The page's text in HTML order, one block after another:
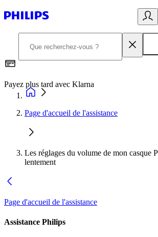
Payez plus tard avec Klarna
Page d'accueil de l'assistance
Les réglages du volume de mon casque
lentement
Page d'accueil de l'assistance
Assistance Philips